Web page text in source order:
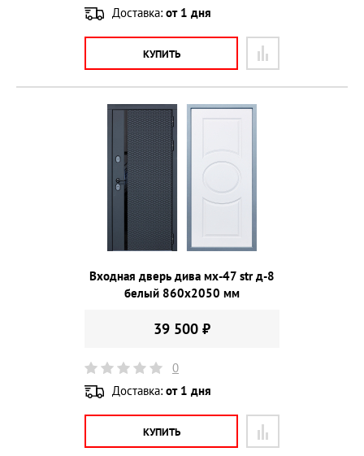
Доставка: от 1 дня
КУПИТЬ
Входная дверь дива мх-47 str д-8
белый 860х2050 мм
39 500 ₽
0
Доставка: от 1 дня
КУПИТЬ